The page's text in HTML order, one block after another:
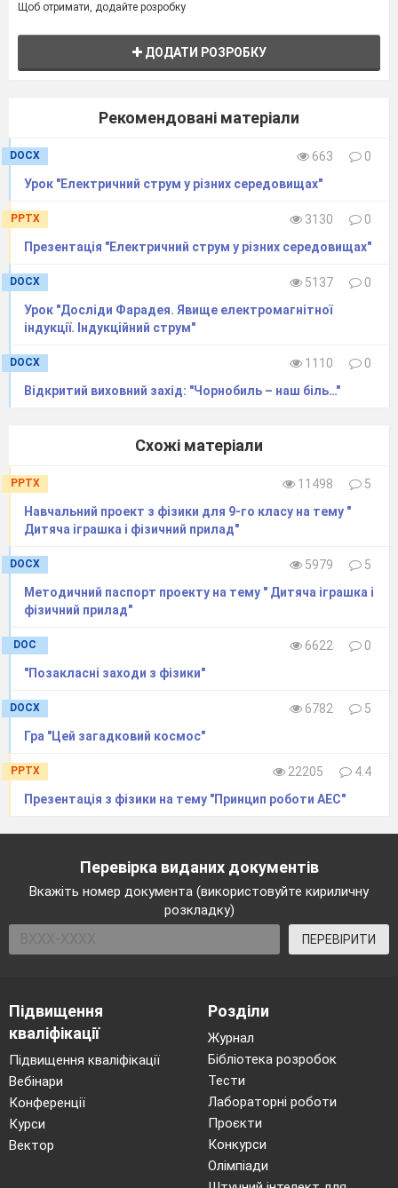
Щоб отримати, додайте розробку
ДОДАТИ РОЗРОБКУ
Рекомендовані матеріали
DOCX 663
0
Урок "Електричний струм у різних середовищах"
PPTX 3130
0
Презентація "Електричний струм у різних середовищах"
DOCX 5137
0
Урок "Досліди Фарадея. Явище електромагнітної
індукції. Індукційний струм"
DOCX 1110
0
Відкритий виховний захід: "Чорнобиль – наш біль…"
Схожі матеріали
PPTX 11498
5
Навчальний проект з фізики для 9-го класу на тему "
Дитяча іграшка і фізичний прилад"
DOCX 5979
5
Методичний паспорт проекту на тему " Дитяча іграшка і
фізичний прилад"
DOC 6622
0
"Позакласні заходи з фізики"
DOCX 6782
5
Гра "Цей загадковий космос"
PPTX 22205
4.4
Презентація з фізики на тему "Принцип роботи АЕС"
Перевірка виданих документів
Вкажіть номер документа (використовуйте кириличну
розкладку)
ПЕРЕВІРИТИ
Підвищення
кваліфікації
Підвищення кваліфікації
Вебінари
Конференції
Курси
Вектор
Розділи
Журнал
Бібліотека розробок
Тести
Лабораторні роботи
Проєкти
Конкурси
Олімпіади